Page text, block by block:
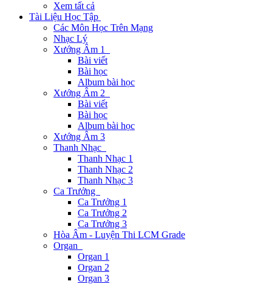
Xem tất cả
Tài Liệu Học Tập
Các Môn Học Trên Mạng
Nhạc Lý
Xướng Âm 1
Bài viết
Bài học
Album bài học
Xướng Âm 2
Bài viết
Bài học
Album bài học
Xướng Âm 3
Thanh Nhạc
Thanh Nhạc 1
Thanh Nhạc 2
Thanh Nhạc 3
Ca Trưởng
Ca Trưởng 1
Ca Trưởng 2
Ca Trưởng 3
Hòa Âm - Luyện Thi LCM Grade
Organ
Organ 1
Organ 2
Organ 3